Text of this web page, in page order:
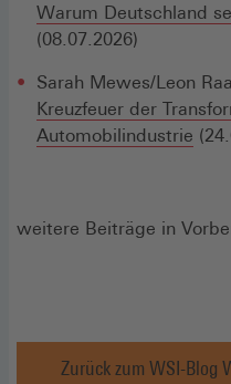
Warum Deutschland
(08.07.2026)
Sarah Mewes/Leon
Kreuzfeuer der
Automobilindustrie
weitere Beiträge in
Zurück zum WSI-Blog